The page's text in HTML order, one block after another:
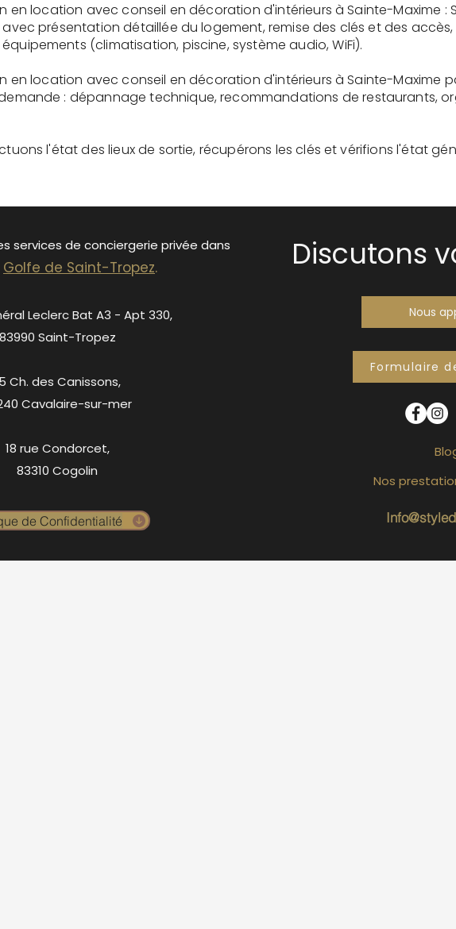
en location avec conseil en décoration d'intérieurs à Sainte-Maxime :
présentation détaillée du logement, remise des clés et des
(climatisation, piscine, système audio, WiFi).
en location avec conseil en décoration d'intérieurs à Sainte-Maxime
: dépannage technique, recommandations de restaurants,
l'état des lieux de sortie, récupérons les clés et vérifions l'état
services de conciergerie privée dans
Golfe de Saint-Tropez.
Leclerc Bat A3 - Apt 330,
83990 Saint-Tropez
Ch. des Canissons,
Cavalaire-sur-mer
18 rue Condorcet,
83310 Cogolin
de Confidentialité
Discutons
Nous
Formulaire
Nos